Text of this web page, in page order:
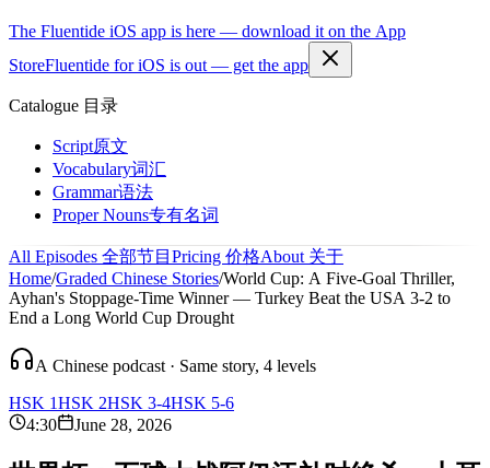
The Fluentide iOS app is here — download it on the App
StoreFluentide for iOS is out — get the app
Catalogue 目录
Script原文
Vocabulary词汇
Grammar语法
Proper Nouns专有名词
All Episodes 全部节目 Pricing 价格About 关于
Home/Graded Chinese Stories/World Cup: A Five-Goal Thriller,
Ayhan's Stoppage-Time Winner — Turkey Beat the USA 3-2 to
End a Long World Cup Drought
A Chinese podcast · Same story, 4 levels
HSK 1HSK 2HSK 3-4HSK 5-6
4:30
June 28, 2026